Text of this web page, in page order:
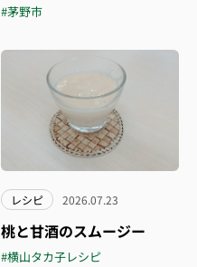
#茅野市
レシピ 2026.07.23
桃と甘酒のスムージー
#横山タカ子レシピ